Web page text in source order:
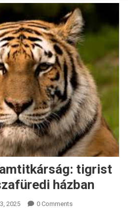
tigrist
házban
2025 0 Comments